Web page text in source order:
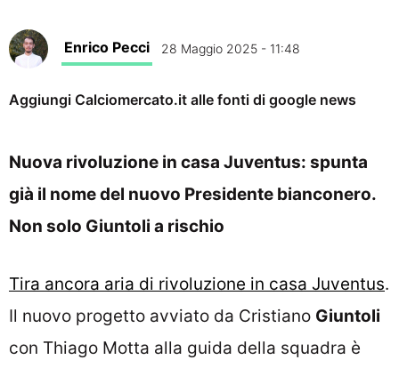
Enrico Pecci 28 Maggio 2025 - 11:48
Aggiungi Calciomercato.it alle fonti di google news
Nuova rivoluzione in casa Juventus: spunta
già il nome del nuovo Presidente bianconero.
Non solo Giuntoli a rischio
Tira ancora aria di rivoluzione in casa Juventus.
Il nuovo progetto avviato da Cristiano Giuntoli
con Thiago Motta alla guida della squadra è